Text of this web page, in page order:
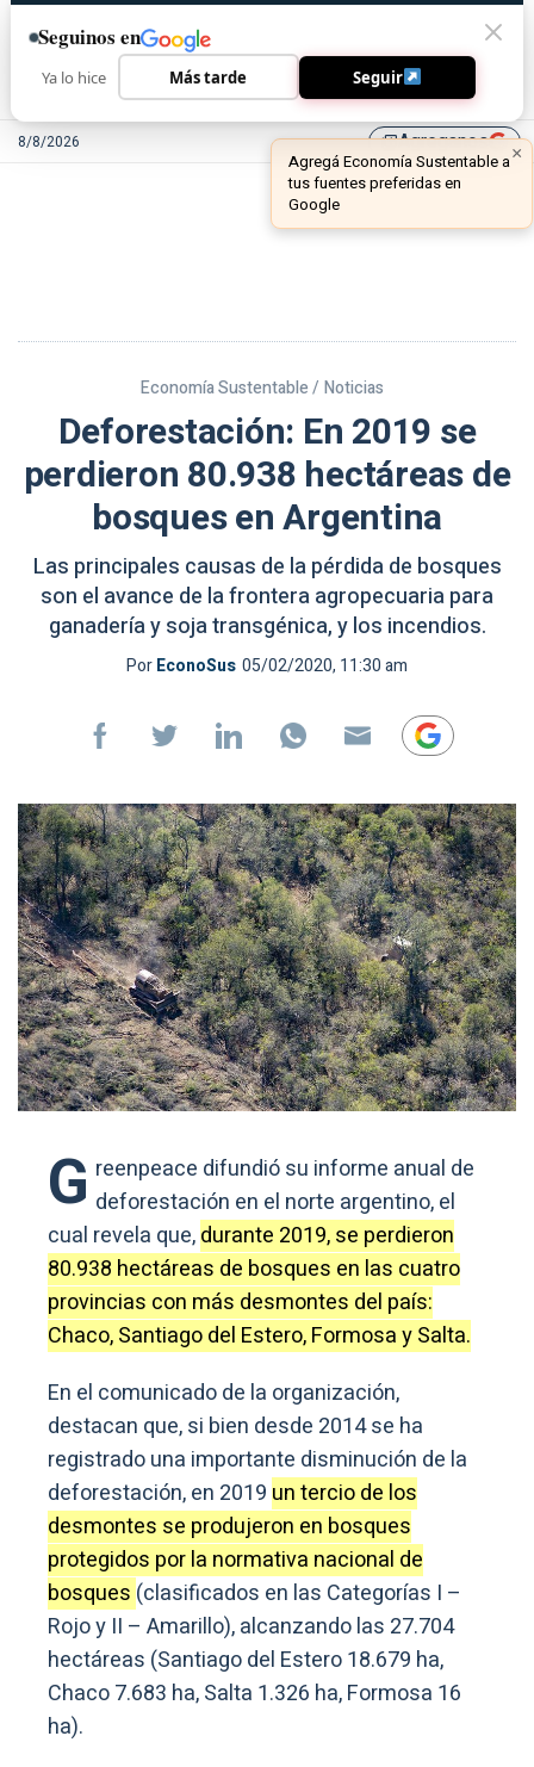
8/8/2026 library_addAgreganos
Economía Sustentable / Noticias
Deforestación: En 2019 se
perdieron 80.938 hectáreas de
bosques en Argentina
Las principales causas de la pérdida de bosques
son el avance de la frontera agropecuaria para
ganadería y soja transgénica, y los incendios.
PorEconoSus 05/02/2020, 11:30 am
G reenpeace difundió su informe anual de
deforestación en el norte argentino, el
cual revela que,durante 2019, se perdieron
80.938 hectáreas de bosques en las cuatro
provincias con más desmontes del país:
Chaco, Santiago del Estero, Formosa y Salta.
En el comunicado de la organización,
destacan que, si bien desde 2014 se ha
registrado una importante disminución de la
deforestación, en 2019 un tercio de los
desmontes se produjeron en bosques
protegidos por la normativa nacional de
bosques (clasificados en las Categorías I –
Rojo y II – Amarillo), alcanzando las 27.704
hectáreas (Santiago del Estero 18.679 ha,
Chaco 7.683 ha, Salta 1.326 ha, Formosa 16
ha).
Seguinos en
Ya lo hice Más tarde Seguir